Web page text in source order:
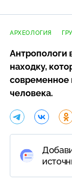
АРХЕОЛОГИЯ
Антропологи
находку,
современное
человека.